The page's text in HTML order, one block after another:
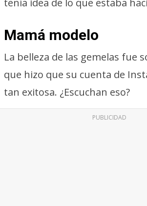
tenía idea de lo que estaba
Mamá modelo
La belleza de las gemelas fue
que hizo que su cuenta de
tan exitosa. ¿Escuchan eso?
PUBLICIDAD